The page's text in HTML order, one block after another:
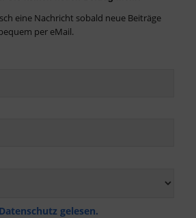
eine Nachricht sobald neue Beiträge
per eMail.
gelesen.